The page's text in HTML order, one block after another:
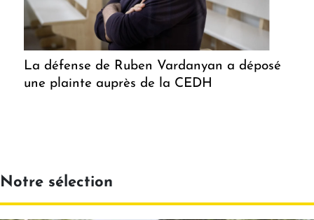
La défense de Ruben Vardanyan a déposé
une plainte auprès de la CEDH
Notre sélection